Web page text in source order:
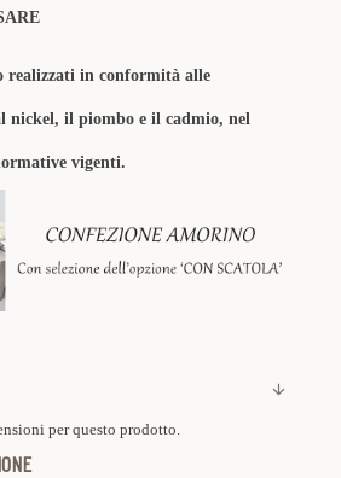
realizzati in conformità alle
nickel, il piombo e il cadmio, nel
vigenti.
per questo prodotto.